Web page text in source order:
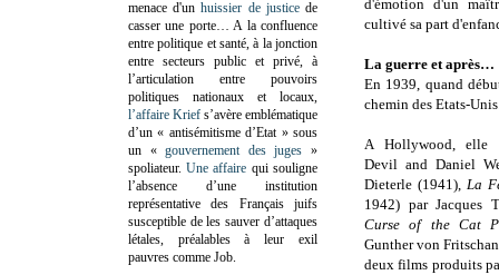
d'émotion d'un
cultivé sa part
La guerre et après…
En 1939, quand
chemin des Etats-
A Hollywood, elle
Devil and Daniel
Dieterle (1941), La
1942) par Jacques
Curse of the Cat
Gunther von
deux films produits
menace d'unhuissier de justicede
casser une porte… A la confluence
entre politique et santé, à la jonction
entre secteurs public et privé, à
l’articulation entre pouvoirs
politiques nationaux et locaux,
l’affaire Krief s’avère emblématique
d’un « antisémitisme d’Etat » sous
un «gouvernement des juges »
spoliateur.Une affaire qui souligne
l’absence d’une institution
représentative des Français juifs
susceptible de les sauver d’attaques
létales, préalables à leur exil
pauvres comme Job.